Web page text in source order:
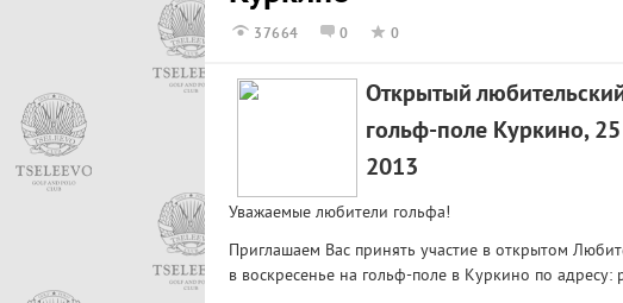
37664 0 0
Открытый
гольф-поле Куркино, 25
2013
Уважаемые любители гольфа!
Приглашаем Вас принять участие в открытом
в воскресенье на гольф-поле в Куркино по